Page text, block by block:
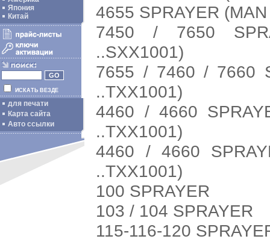
Япония
Китай
ИСКАТЬ ВЕЗДЕ
для печати
Карта сайта
Авто ссылки
4655 SPRAYER
7450 / 7650
..SXX1001)
7655 / 7460 / 7660
..TXX1001)
4460 / 4660
..TXX1001)
4460 / 4660
..TXX1001)
100 SPRAYER
103 / 104 SPRAYER
115-116-120